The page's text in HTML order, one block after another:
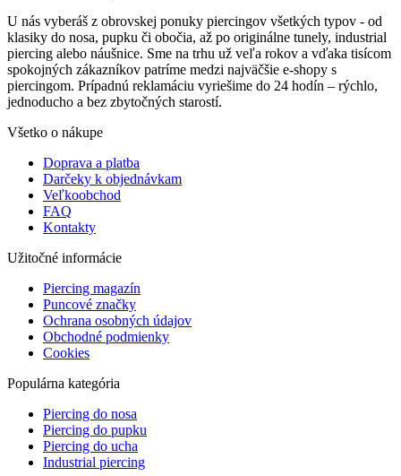
U nás vyberáš z obrovskej ponuky piercingov všetkých typov - od
klasiky do nosa, pupku či obočia, až po originálne tunely, industrial
piercing alebo náušnice. Sme na trhu už veľa rokov a vďaka tisícom
spokojných zákazníkov patríme medzi najväčšie e-shopy s
piercingom. Prípadnú reklamáciu vyriešime do 24 hodín – rýchlo,
jednoducho a bez zbytočných starostí.
Všetko o nákupe
Doprava a platba
Darčeky k objednávkam
Veľkoobchod
FAQ
Kontakty
Užitočné informácie
Piercing magazín
Puncové značky
Ochrana osobných údajov
Obchodné podmienky
Cookies
Populárna kategória
Piercing do nosa
Piercing do pupku
Piercing do ucha
Industrial piercing